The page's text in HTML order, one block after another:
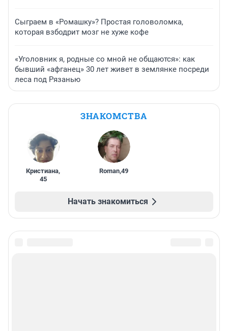
Сыграем в «Ромашку»? Простая головоломка,
которая взбодрит мозг не хуже кофе
«Уголовник я, родные со мной не общаются»: как
бывший «афганец» 30 лет живет в землянке посреди
леса под Рязанью
ЗНАКОМСТВА
Кристиана,
45
Roman,49
Начать знакомиться